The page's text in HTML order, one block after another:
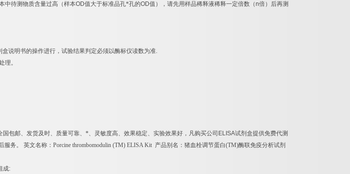
中待测物质含量过高（样本OD值大于标准品孔*孔的OD值），请先用样品稀释液稀释一定倍数（n倍）后再测
盒说明书的操作进行，试验结果判定必须以酶标仪读数为准.
理。
国包邮、发货及时、质量可靠、*、灵敏度高、效果稳定、实验效果好，凡购买公司 ELISA试剂盒提供免费代测
服务。
英文名称： Porcine thrombomodulin (TM) ELISA Kit 产品别名： 猪血栓调节蛋白(TM)酶联免疫分析试剂
成: